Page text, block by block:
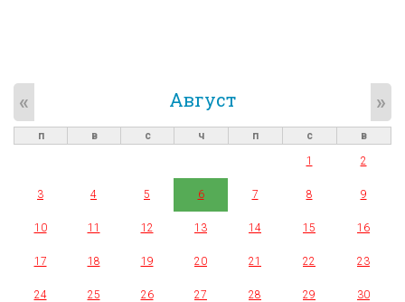
Август
« »
п в с ч п с
в
1
2
3 4 5 6 7 8 9
10 11 12 13 14 15 16
17 18 19 20 21 22 23
24 25 26 27 28 29 30